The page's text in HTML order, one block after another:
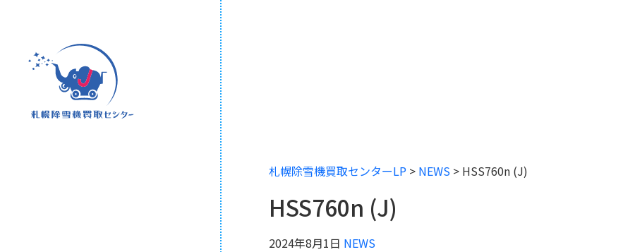
札幌除雪機買取センターLP > NEWS > HSS760n (J)
HSS760n (J)
2024年8月1日 NEWS